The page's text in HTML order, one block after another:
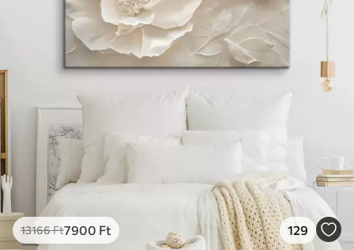
13166Ft7900 Ft 129